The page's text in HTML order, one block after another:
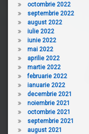
octombrie 2022
septembrie 2022
august 2022
iulie 2022
iunie 2022
mai 2022
aprilie 2022
martie 2022
februarie 2022
ianuarie 2022
decembrie 2021
noiembrie 2021
octombrie 2021
septembrie 2021
august 2021